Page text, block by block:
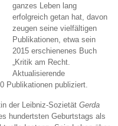
ganzes Leben lang
erfolgreich getan hat, davon
zeugen seine vielfältigen
Publikationen, etwa sein
2015 erschienenes Buch
„Kritik am Recht.
Aktualisierende
Publikationen publiziert.
der Leibniz-SozietätGerda
hundertsten Geburtstags als